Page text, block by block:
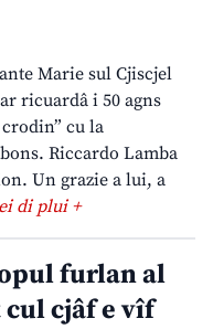
Marie sul Cjiscjel
ricuardâ i 50 agns
cu la
Riccardo Lamba
Un grazie a lui, a
di plui +
furlan al
cjâf e vîf